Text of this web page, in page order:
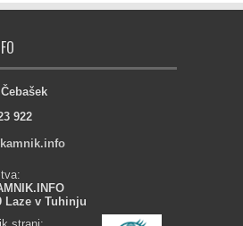
922
Laze v Tuhinju